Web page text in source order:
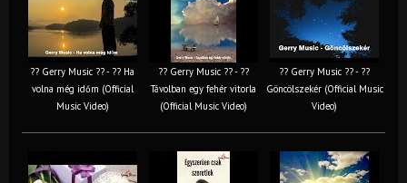
?? Gerry Music ?? - ?? Ha
volna még időm (Official
Music Video)
?? Gerry Music ?? - ??
Távolban egy fehér vitorla
(Official Music Video)
?? Gerry Music ?? - ??
Göncölszekér (Official Music
Video)